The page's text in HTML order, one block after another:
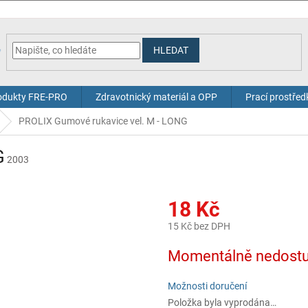
HLEDAT
FRE-PRO Zdravotnický materiál a OPP Prací
PROLIX Gumové rukavice vel. M - LONG
2003
18 Kč
15 Kč bez DPH
cena:
Momentálně
Možnosti doručení
Položka byla vyprodána…